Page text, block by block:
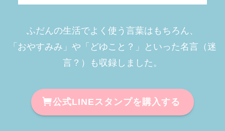
ふだんの生活でよく使う言葉はもちろん、
「おやすみみ」や「どゆこと？」といった名言（迷
言？）も収録しました。
公式LINEスタンプを購入する